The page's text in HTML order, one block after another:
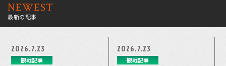
NEWEST
最新の記事
2026.7.23
観戦記事
2026.7.23
観戦記事